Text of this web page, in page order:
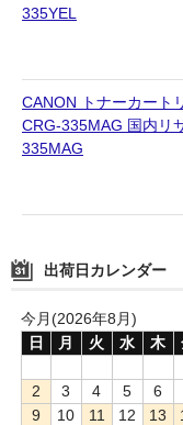
335YEL
CANON トナーカート
CRG-335MAG 国内リ
335MAG
出荷日カレンダー
今月(2026年8月)
日
月 火 水 木
2
3 4 5 6
9
10 11 12 13